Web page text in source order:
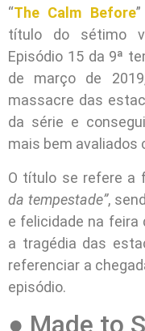
“The Calm Before
título do sétimo
Episódio 15 da 9ª
de março de
massacre das
da série e
mais bem avaliados
O título se refere a
da tempestade”,
e felicidade na feira
a tragédia das
referenciar a
episódio.
● Made to